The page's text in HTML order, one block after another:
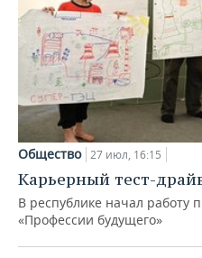
Общество 27 июл, 16:15
Карьерный тест-
В республике начал
«Профессии будущего»